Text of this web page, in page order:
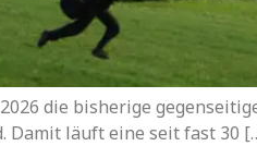
die bisherige
Damit läuft eine seit fast 30